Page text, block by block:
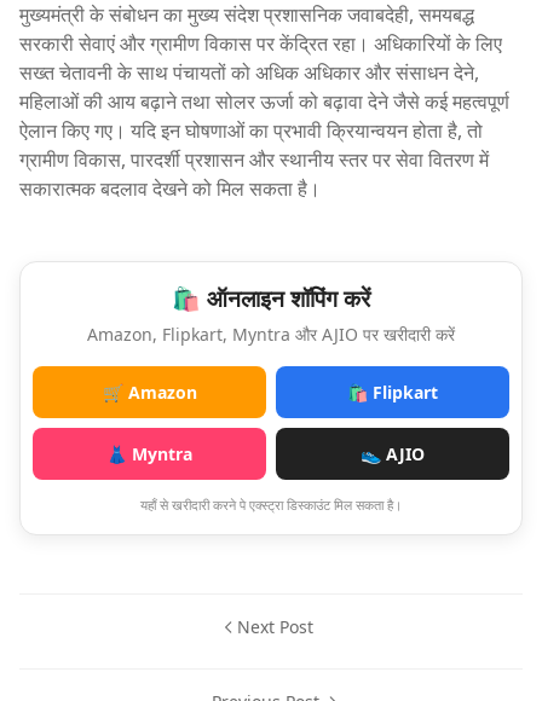
मुख्यमंत्री के संबोधन का मुख्य संदेश प्रशासनिक जवाबदेही, समयबद्ध
सरकारी सेवाएं और ग्रामीण विकास पर केंद्रित रहा। अधिकारियों के लिए
सख्त चेतावनी के साथ पंचायतों को अधिक अधिकार और संसाधन देने,
महिलाओं की आय बढ़ाने तथा सोलर ऊर्जा को बढ़ावा देने जैसे कई महत्वपूर्ण
ऐलान किए गए। यदि इन घोषणाओं का प्रभावी क्रियान्वयन होता है, तो
ग्रामीण विकास, पारदर्शी प्रशासन और स्थानीय स्तर पर सेवा वितरण में
सकारात्मक बदलाव देखने को मिल सकता है।
🛍️ ऑनलाइन शॉपिंग करें
Amazon, Flipkart, Myntra और AJIO पर खरीदारी करें
🛒 Amazon 🛍️ Flipkart
👗 Myntra 👟 AJIO
यहाँ से खरीदारी करने पे एक्स्ट्रा डिस्काउंट मिल सकता है।
Next Post